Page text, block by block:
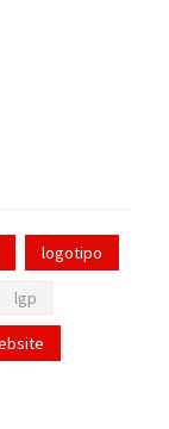
logotipo
lgp